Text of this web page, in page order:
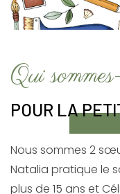
Qui
POUR LA
Nous sommes 2
Natalia pratique le
plus de 15 ans et